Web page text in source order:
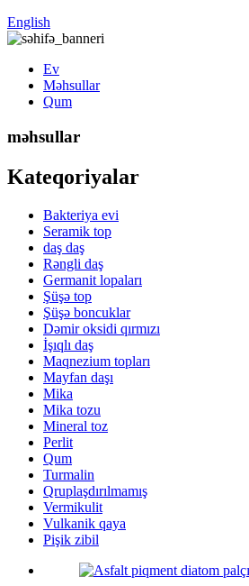
English
Ev
Məhsullar
Qum
məhsullar
Kateqoriyalar
Bakteriya evi
Seramik top
daş daş
Rəngli daş
Germanit lopaları
Şüşə top
Şüşə boncuklar
Dəmir oksidi qırmızı
İşıqlı daş
Maqnezium topları
Mayfan daşı
Mika
Mika tozu
Mineral toz
Perlit
Qum
Turmalin
Qruplaşdırılmamış
Vermikulit
Vulkanik qaya
Pişik zibil